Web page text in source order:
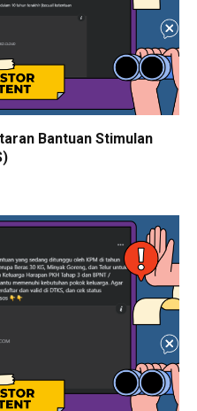
Bantuan Stimulan